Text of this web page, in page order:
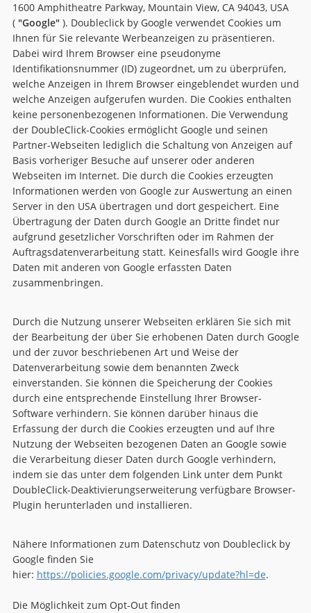
1600 Amphitheatre Parkway, Mountain View, CA 94043, USA
( "Google"). Doubleclick by Google verwendet Cookies um
Ihnen für Sie relevante Werbeanzeigen zu präsentieren.
Dabei wird Ihrem Browser eine pseudonyme
Identifikationsnummer (ID) zugeordnet, um zu überprüfen,
welche Anzeigen in Ihrem Browser eingeblendet wurden und
welche Anzeigen aufgerufen wurden. Die Cookies enthalten
keine personenbezogenen Informationen. Die Verwendung
der DoubleClick-Cookies ermöglicht Google und seinen
Partner-Webseiten lediglich die Schaltung von Anzeigen auf
Basis vorheriger Besuche auf unserer oder anderen
Webseiten im Internet. Die durch die Cookies erzeugten
Informationen werden von Google zur Auswertung an einen
Server in den USA übertragen und dort gespeichert. Eine
Übertragung der Daten durch Google an Dritte findet nur
aufgrund gesetzlicher Vorschriften oder im Rahmen der
Auftragsdatenverarbeitung statt. Keinesfalls wird Google ihre
Daten mit anderen von Google erfassten Daten
zusammenbringen.
Durch die Nutzung unserer Webseiten erklären Sie sich mit
der Bearbeitung der über Sie erhobenen Daten durch Google
und der zuvor beschriebenen Art und Weise der
Datenverarbeitung sowie dem benannten Zweck
einverstanden. Sie können die Speicherung der Cookies
durch eine entsprechende Einstellung Ihrer Browser-
Software verhindern. Sie können darüber hinaus die
Erfassung der durch die Cookies erzeugten und auf Ihre
Nutzung der Webseiten bezogenen Daten an Google sowie
die Verarbeitung dieser Daten durch Google verhindern,
indem sie das unter dem folgenden Link unter dem Punkt
DoubleClick-Deaktivierungserweiterung verfügbare Browser-
Plugin herunterladen und installieren.
Nähere Informationen zum Datenschutz von Doubleclick by
Google finden Sie
hier: https://policies.google.com/privacy/update?hl=de.
Die Möglichkeit zum Opt-Out finden